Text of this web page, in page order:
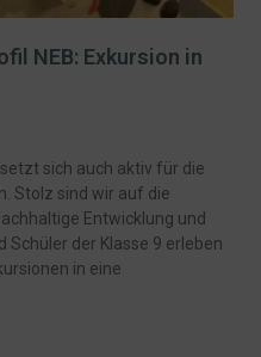
NEB: Exkursion in
sich auch aktiv für die
Stolz sind wir auf die
Entwicklung und
Schüler der Klasse 9 erleben
in eine